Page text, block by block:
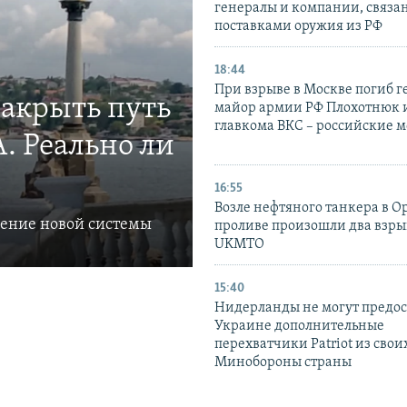
путь
Реально ли
новой системы
генералы и компании,
поставками оружия из РФ
18:44
При взрыве в Москве погиб
майор армии РФ Плохотнюк
главкома ВКС – российские
16:55
Возле нефтяного танкера в
проливе произошли два
UKMTO
15:40
Нидерланды не могут
Украине дополнительные
перехватчики Patriot из
Минобороны страны